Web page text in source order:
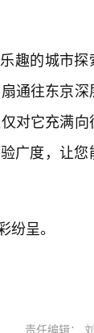
趣的城市探
通往东京深
对它充满向
广度，让您
呈。
责任编辑：